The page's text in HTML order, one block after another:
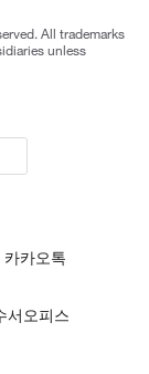
All trademarks
unless
카오톡
서오피스